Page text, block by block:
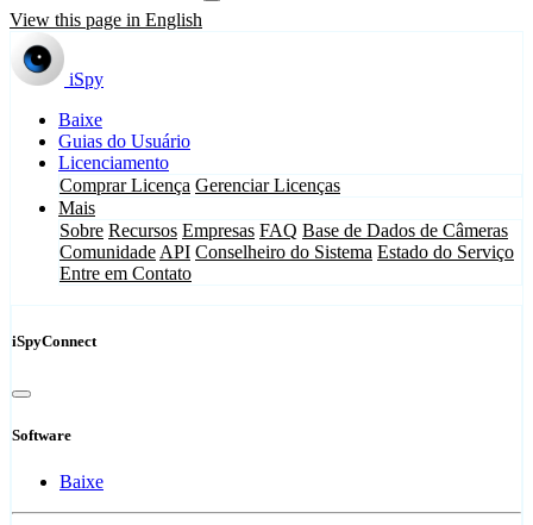
View this page in English
iSpy
Baixe
Guias do Usuário
Licenciamento
Comprar Licença Gerenciar Licenças
Mais
Sobre Recursos Empresas FAQ Base de Dados de Câmeras
Comunidade API Conselheiro do Sistema Estado do Serviço
Entre em Contato
iSpyConnect
Software
Baixe